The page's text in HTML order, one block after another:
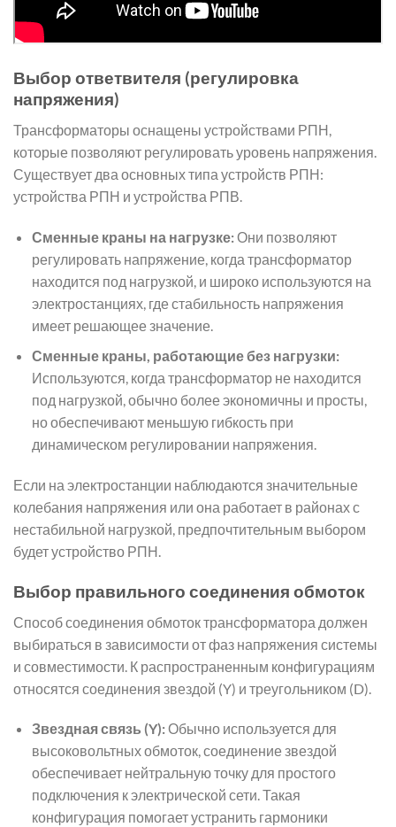
Выбор ответвителя (регулировка
напряжения)
Трансформаторы оснащены устройствами РПН,
которые позволяют регулировать уровень напряжения.
Существует два основных типа устройств РПН:
устройства РПН и устройства РПВ.
Сменные краны на нагрузке:Они позволяют
регулировать напряжение, когда трансформатор
находится под нагрузкой, и широко используются на
электростанциях, где стабильность напряжения
имеет решающее значение.
Сменные краны, работающие без нагрузки:
Используются, когда трансформатор не находится
под нагрузкой, обычно более экономичны и просты,
но обеспечивают меньшую гибкость при
динамическом регулировании напряжения.
Если на электростанции наблюдаются значительные
колебания напряжения или она работает в районах с
нестабильной нагрузкой, предпочтительным выбором
будет устройство РПН.
Выбор правильного соединения обмоток
Способ соединения обмоток трансформатора должен
выбираться в зависимости от фаз напряжения системы
и совместимости. К распространенным конфигурациям
относятся соединения звездой (Y) и треугольником (D).
Звездная связь (Y):Обычно используется для
высоковольтных обмоток, соединение звездой
обеспечивает нейтральную точку для простого
подключения к электрической сети. Такая
конфигурация помогает устранить гармоники